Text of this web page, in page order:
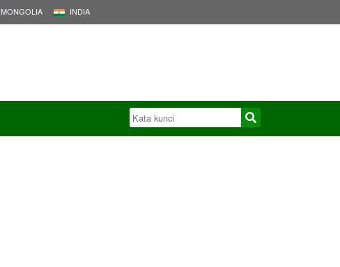
MONGOLIA INDIA